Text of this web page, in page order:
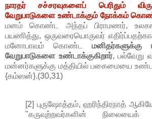
நாரதர் சச்சரவுகளைப் பெரிதும்
வேறுபாடுகளை உண்டாக்கும் நோக்கம்
மனம் கொண்ட அந்தப் பிராமணர்,
பயணித்து, ஒருவரையொருவர்
மனோபாவம் கொண்ட மனிதர்களுக்கு
வேறுபாடுகளை உண்டாக்குகிறார், பல்வேறு
மன்னர்களுக்கு மத்தியில் பகைமையை
{கம்ஸன்}.(30,31)
[2] புருஷோத்தம், ஹரிந்திரநாத்
"கருவுற்றவர்களின் நிலையைக்